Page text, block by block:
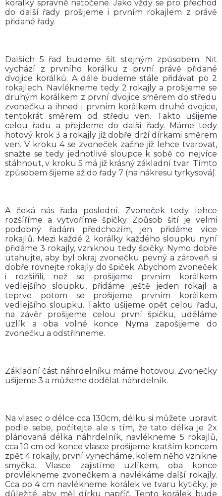
korálky správně natočené. Jako vždy se pro přechod
do další řady prošijeme i prvním rokajlem z právě
přidané řady.
Dalších 5 řad budeme šít stejným způsobem. Nit
vychází z prvního korálku z první právě přidané
dvojice korálků. A dále budeme stále přidávat po 2
rokajlech. Navlékneme tedy 2 rokajly a prošijeme se
druhým korálkem z první dvojice směrem do středu
zvonečku a ihned i prvním korálkem druhé dvojice,
tentokrát směrem od středu ven. Takto ušijeme
celou řadu a přejdeme do další řady. Máme tedy
hotový krok 3 a rokajly již dobře drží dírkami směrem
ven. V kroku 4 se zvoneček začne již lehce tvarovat,
snažte se tedy jednotlivé sloupce k sobě co nejvíce
stáhnout, v kroku 5 má již krásný základní tvar. Tímto
způsobem šijeme až do řady 7 (na nákresu tyrkysová).
A čeká nás řada poslední. Zvoneček tedy lehce
rozšíříme a vytvoříme špičky. Způsob šití je velmi
podobný řadám předchozím, jen přidáme více
rokajlů. Mezi každé 2 korálky každého sloupku nyní
přidáme 3 rokajly, vzniknou tedy špičky. Nymo dobře
utahujte, aby byl okraj zvonečku pevný a zároveň si
dobře rovnejte rokajly do špiček. Abychom zvoneček
i rozšířili, než se prošijeme prvním korálkem
vedlejšího sloupku, přidáme ještě jeden rokajl a
teprve potom se prošijeme prvním korálkem
vedlejšího sloupku. Takto ušijeme opět celou řadu,
na závěr prošijeme celou první špičku, uděláme
uzlík a oba volné konce Nyma zapošijeme do
zvonečku a odstřihneme.
Základní část náhrdelníku máme hotovou. Zvonečky
ušijeme 3 a můžeme dodělat náhrdelník.
Na vlasec o délce cca 130cm, délku si můžete upravit
podle sebe, počítejte ale s tím, že tato délka je 2x
plánovaná délka náhrdelník, navlékneme 5 rokajlů,
cca 10 cm od konce vlasce prošijeme kratším koncem
zpět 4 rokajly, první vynecháme, kolem něho vznikne
smyčka. Vlasce zajistíme uzlíkem, oba konce
provlékneme zvonečkem a navlékáme další rokajly.
Cca po 4 cm navlékneme korálek ve tvaru kytičky, je
důležité, aby měl dírku napříč. Tento korálek bude